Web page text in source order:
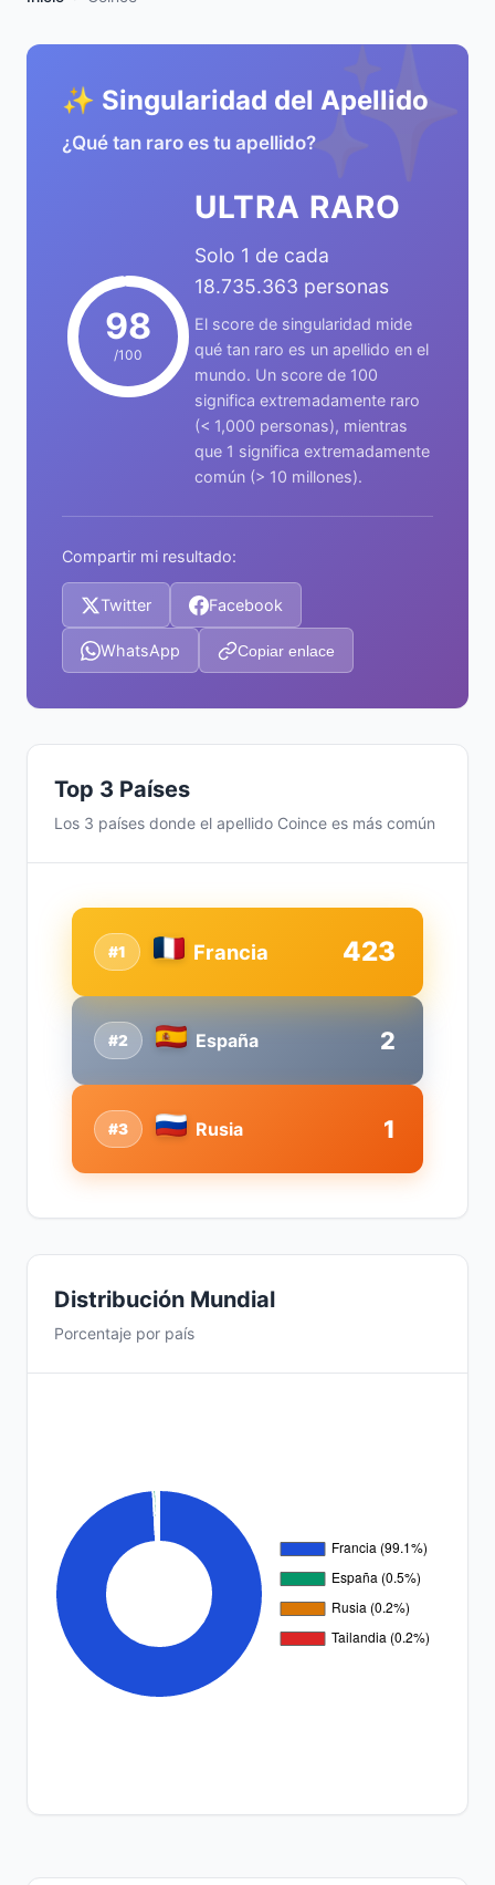
✨
✨ Singularidad del Apellido
¿Qué tan raro es tu apellido?
98
/100
ULTRA RARO
Solo 1 de cada
18.735.363 personas
El score de singularidad mide
qué tan raro es un apellido en el
mundo. Un score de 100
significa extremadamente raro
(< 1,000 personas), mientras
que 1 significa extremadamente
común (> 10 millones).
Compartir mi resultado:
Twitter Facebook
WhatsApp Copiar enlace
Top 3 Países
Los 3 países donde el apellido Coince es más común
#2 España 2
#1 Francia 423
#3 Rusia 1
Distribución Mundial
Porcentaje por país